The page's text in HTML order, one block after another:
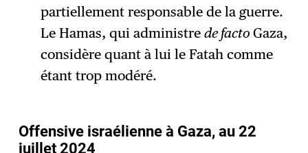
partiellement responsable de la guerre.
Le Hamas, qui administre de facto Gaza,
considère quant à lui le Fatah comme
étant trop modéré.